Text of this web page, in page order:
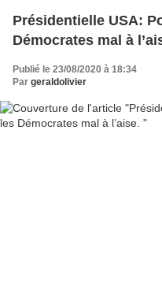
Présidentielle USA:
Démocrates mal à
Publié le 23/08/2020 à 18:34
Par geraldolivier